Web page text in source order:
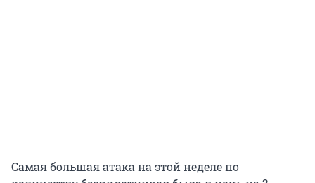
Самая большая атака на этой неделе по